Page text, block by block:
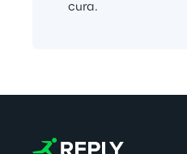
cura.